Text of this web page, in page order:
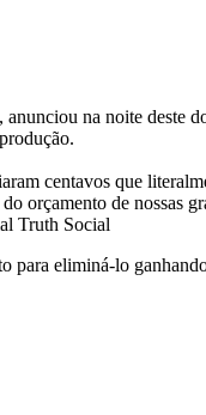
na noite deste
centavos que
orçamento de nossas
Truth Social
para eliminá-lo